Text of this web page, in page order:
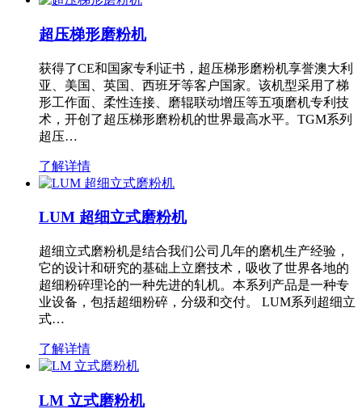
超压梯形磨粉机
获得了CE和国家专利证书，超压梯形磨粉机享誉澳大利
亚、美国、英国、西班牙等客户国家。该机型采用了梯
形工作面、柔性连接、磨辊联动增压等五项磨机专利技
术，开创了超压梯形磨粉机的世界最高水平。TGM系列
超压…
了解详情
LUM 超细立式磨粉机
超细立式磨粉机是结合我们公司几年的磨机生产经验，
它的设计和研究的基础上立磨技术，吸收了世界各地的
超细粉碎理论的一种先进的轧机。本系列产品是一种专
业设备，包括超细粉碎，分级和交付。 LUM系列超细立
式…
了解详情
LM 立式磨粉机